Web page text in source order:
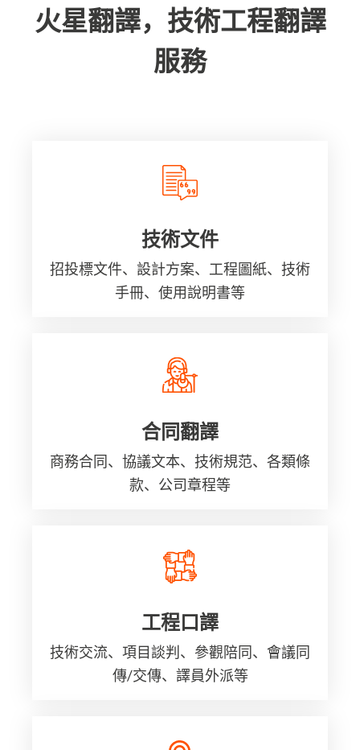
火星翻譯，技術工程翻譯
服務
技術文件
招投標文件、設計方案、工程圖紙、技術
手冊、使用說明書等
合同翻譯
商務合同、協議文本、技術規范、各類條
款、公司章程等
工程口譯
技術交流、項目談判、參觀陪同、會議同
傳/交傳、譯員外派等